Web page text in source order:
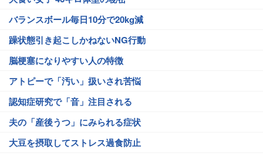
バランスボール毎日10分で20kg減
躁状態引き起こしかねないNG行動
脳梗塞になりやすい人の特徴
アトピーで「汚い」扱いされ苦悩
認知症研究で「音」注目される
夫の「産後うつ」にみられる症状
大豆を摂取してストレス過食防止